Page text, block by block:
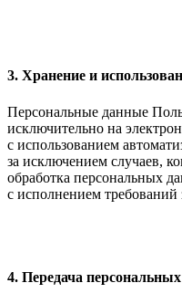
3. Хранение и
Персональные данные
исключительно на
с использованием
за исключением случаев,
обработка персональных
с исполнением требований
4. Передача